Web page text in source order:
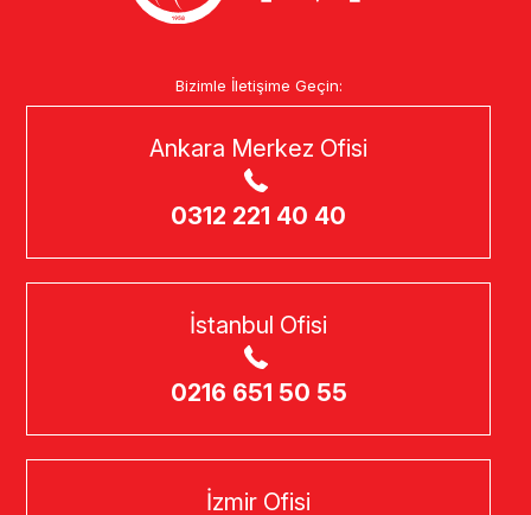
Bizimle İletişime Geçin:
Ankara Merkez Ofisi
0312 221 40 40
İstanbul Ofisi
0216 651 50 55
İzmir Ofisi